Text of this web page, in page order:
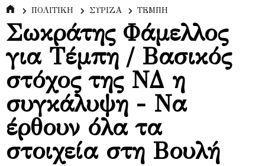
ΠΟΛΙΤΙΚΗ ΣΥΡΙΖΑ ΤΕΜΠΗ
Σωκράτης Φάμελλος
για Τέμπη / Βασικός
στόχος της ΝΔ η
συγκάλυψη - Να
έρθουν όλα τα
στοιχεία στη Βουλή